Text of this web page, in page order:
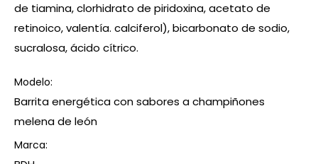
de tiamina, clorhidrato de piridoxina, acetato de
retinoico, valentía. calciferol), bicarbonato de sodio,
sucralosa, ácido cítrico.
Modelo:
Barrita energética con sabores a champiñones
melena de león
Marca: